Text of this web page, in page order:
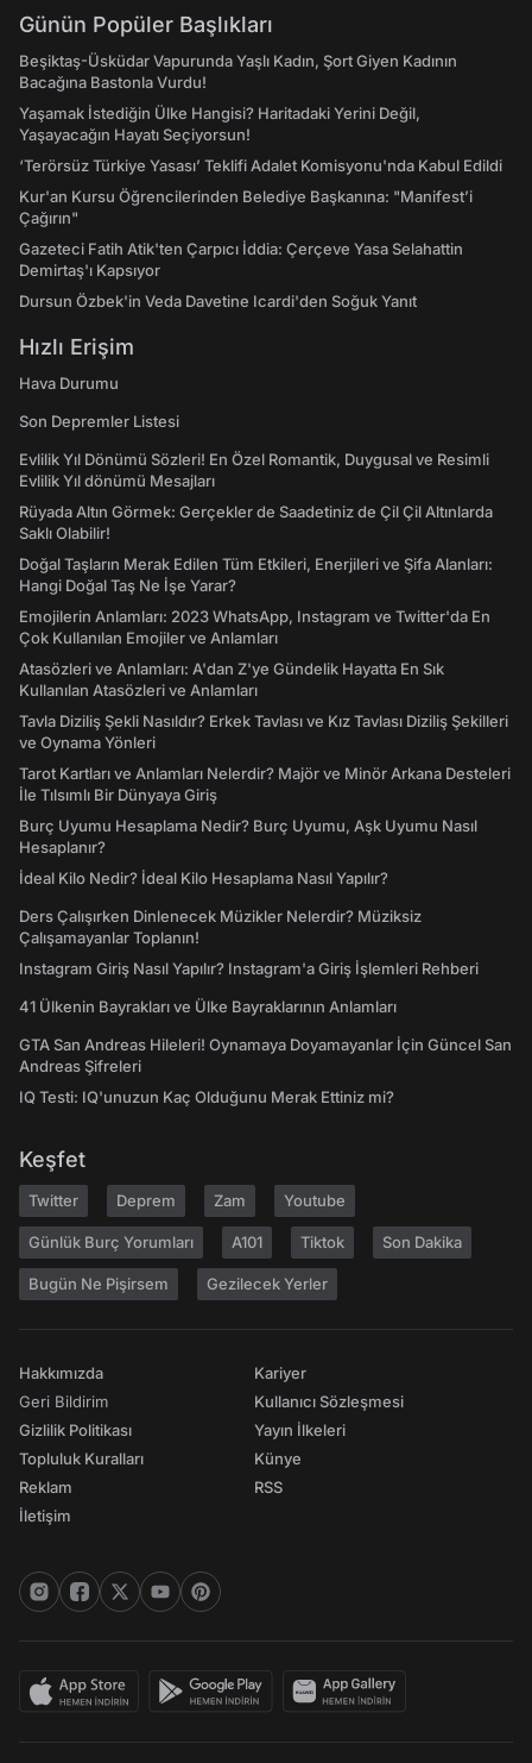
Günün Popüler Başlıkları
Beşiktaş-Üsküdar Vapurunda Yaşlı Kadın, Şort Giyen Kadının
Bacağına Bastonla Vurdu!
Yaşamak İstediğin Ülke Hangisi? Haritadaki Yerini Değil,
Yaşayacağın Hayatı Seçiyorsun!
‘Terörsüz Türkiye Yasası’ Teklifi Adalet Komisyonu'nda Kabul Edildi
Kur'an Kursu Öğrencilerinden Belediye Başkanına: "Manifest’i
Çağırın"
Gazeteci Fatih Atik'ten Çarpıcı İddia: Çerçeve Yasa Selahattin
Demirtaş'ı Kapsıyor
Dursun Özbek'in Veda Davetine Icardi'den Soğuk Yanıt
Hızlı Erişim
Hava Durumu
Son Depremler Listesi
Evlilik Yıl Dönümü Sözleri! En Özel Romantik, Duygusal ve Resimli
Evlilik Yıl dönümü Mesajları
Rüyada Altın Görmek: Gerçekler de Saadetiniz de Çil Çil Altınlarda
Saklı Olabilir!
Doğal Taşların Merak Edilen Tüm Etkileri, Enerjileri ve Şifa Alanları:
Hangi Doğal Taş Ne İşe Yarar?
Emojilerin Anlamları: 2023 WhatsApp, Instagram ve Twitter'da En
Çok Kullanılan Emojiler ve Anlamları
Atasözleri ve Anlamları: A'dan Z'ye Gündelik Hayatta En Sık
Kullanılan Atasözleri ve Anlamları
Tavla Diziliş Şekli Nasıldır? Erkek Tavlası ve Kız Tavlası Diziliş Şekilleri
ve Oynama Yönleri
Tarot Kartları ve Anlamları Nelerdir? Majör ve Minör Arkana Desteleri
İle Tılsımlı Bir Dünyaya Giriş
Burç Uyumu Hesaplama Nedir? Burç Uyumu, Aşk Uyumu Nasıl
Hesaplanır?
İdeal Kilo Nedir? İdeal Kilo Hesaplama Nasıl Yapılır?
Ders Çalışırken Dinlenecek Müzikler Nelerdir? Müziksiz
Çalışamayanlar Toplanın!
Instagram Giriş Nasıl Yapılır? Instagram'a Giriş İşlemleri Rehberi
41 Ülkenin Bayrakları ve Ülke Bayraklarının Anlamları
GTA San Andreas Hileleri! Oynamaya Doyamayanlar İçin Güncel San
Andreas Şifreleri
IQ Testi: IQ'unuzun Kaç Olduğunu Merak Ettiniz mi?
Keşfet
Twitter Deprem Zam Youtube
Günlük Burç Yorumları A101 Tiktok Son Dakika
Bugün Ne Pişirsem Gezilecek Yerler
Hakkımızda
Geri Bildirim
Gizlilik Politikası
Topluluk Kuralları
Reklam
İletişim
Kariyer
Kullanıcı Sözleşmesi
Yayın İlkeleri
Künye
RSS